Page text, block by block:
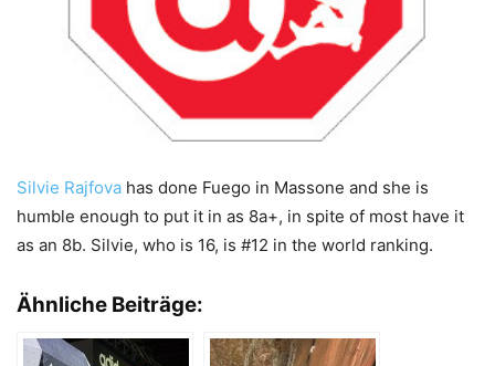
Silvie Rajfova has done Fuego in Massone and she is
humble enough to put it in as 8a+, in spite of most have it
as an 8b. Silvie, who is 16, is #12 in the world ranking.
Ähnliche Beiträge: